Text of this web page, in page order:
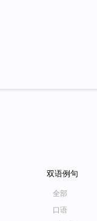
双语例句
全部
口语